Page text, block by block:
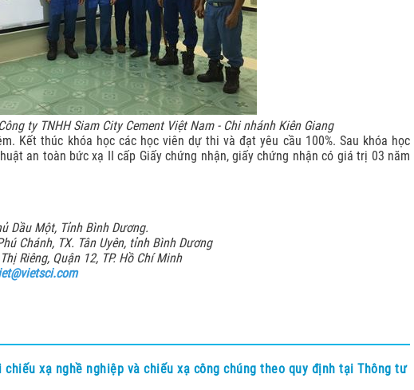
ty TNHH Siam City Cement Việt Nam - Chi nhánh Kiên Giang
Kết thúc khóa học các học viên dự thi và đạt yêu cầu 100%. Sau khóa học
an toàn bức xạ II cấp Giấy chứng nhận, giấy chứng nhận có giá trị 03 năm
Dầu Một, Tỉnh Bình Dương.
Chánh, TX. Tân Uyên, tỉnh Bình Dương
Riêng, Quận 12, TP. Hồ Chí Minh
xạ nghề nghiệp và chiếu xạ công chúng theo quy định tại Thông tư